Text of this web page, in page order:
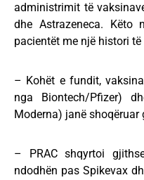
administrimit të
dhe Astrazeneca. Këto
pacientët me një histori të
– Kohët e fundit,
nga Biontech/Pfizer)
Moderna) janë shoqëruar
– PRAC shqyrtoi
ndodhën pas Spikevax